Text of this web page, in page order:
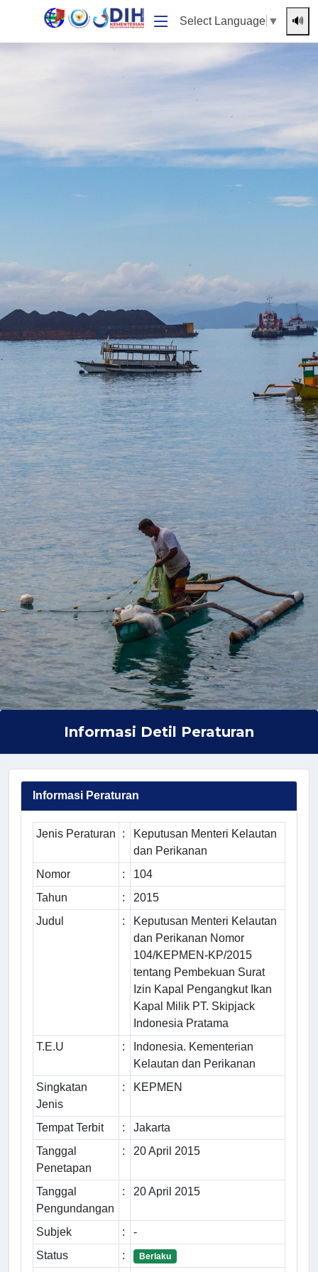
Select Language ▼ 🔊
Informasi Detil Peraturan
Informasi Peraturan
Jenis Peraturan :
Keputusan Menteri Kelautan
dan Perikanan
Nomor
:
104
Tahun
:
2015
Judul
:
Keputusan Menteri Kelautan
dan Perikanan Nomor
104/KEPMEN-KP/2015
tentang Pembekuan Surat
Izin Kapal Pengangkut Ikan
Kapal Milik PT. Skipjack
Indonesia Pratama
T.E.U
:
Indonesia. Kementerian
Kelautan dan Perikanan
Singkatan
Jenis
: KEPMEN
Tempat Terbit :
Jakarta
Tanggal
Penetapan
: 20 April 2015
Tanggal
Pengundangan
: 20 April 2015
Subjek :
-
Status
: Berlaku